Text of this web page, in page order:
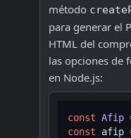
método
para generar el
HTML del
las opciones de
en Node.js:
const Afip
const afip